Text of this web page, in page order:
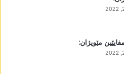
مێویژان: